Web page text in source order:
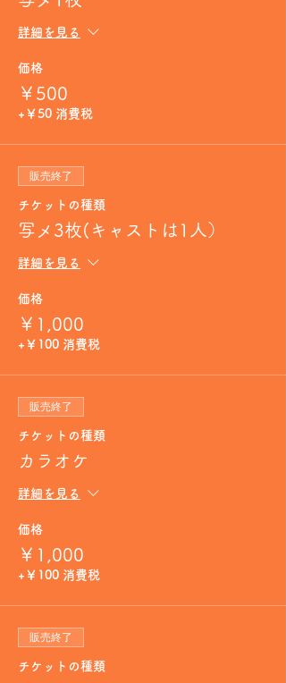
詳細を見る
価格
￥500
+￥50 消費税
販売終了
チケットの種類
写メ3枚(キャストは1人）
詳細を見る
価格
￥1,000
+￥100 消費税
販売終了
チケットの種類
カラオケ
詳細を見る
価格
￥1,000
+￥100 消費税
販売終了
チケットの種類